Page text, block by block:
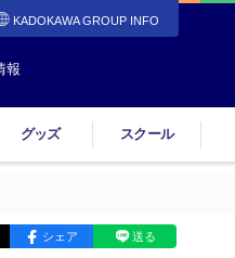
KADOKAWA GROUP INFO
報
グッズ スクール
シェア 送る